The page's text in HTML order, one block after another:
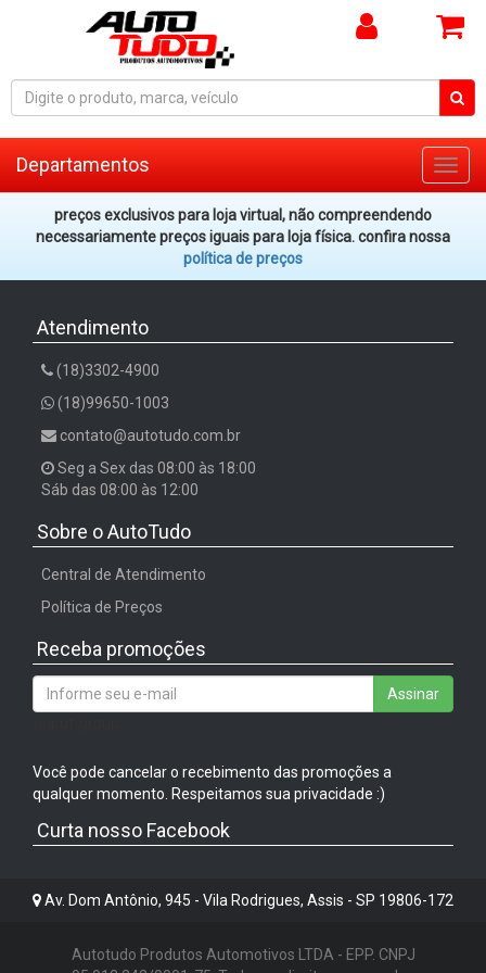
Departamentos
preços exclusivos para loja virtual, não compreendendo
necessariamente preços iguais para loja física. confira nossa
política de preços
Atendimento
(18)3302-4900
(18)99650-1003
contato@autotudo.com.br
Seg a Sex das 08:00 às 18:00
Sáb das 08:00 às 12:00
Sobre o AutoTudo
Central de Atendimento
Política de Preços
Receba promoções
Assinar
Você pode cancelar o recebimento das promoções a
qualquer momento. Respeitamos sua privacidade :)
Curta nosso Facebook
Av. Dom Antônio, 945 - Vila Rodrigues, Assis - SP 19806-172
Autotudo Produtos Automotivos LTDA - EPP. CNPJ